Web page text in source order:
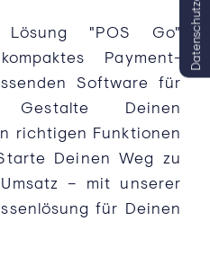
Lösung "POS Go"
Payment-
Software für
Deinen
richtigen Funktionen
Deinen Weg zu
– mit unserer
für Deinen